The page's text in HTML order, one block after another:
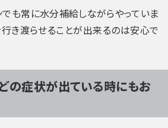
も常に水分補給しながらやっていま
き渡らせることが出来るのは安心で
の症状が出ている時にもお